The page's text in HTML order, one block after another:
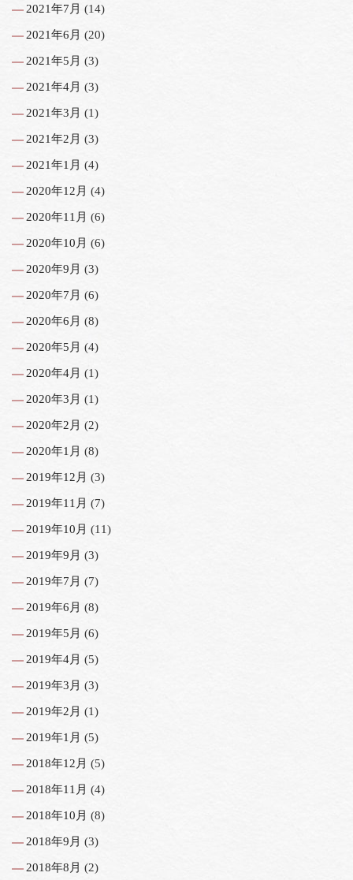
2021年7月 (14)
2021年6月 (20)
2021年5月 (3)
2021年4月 (3)
2021年3月 (1)
2021年2月 (3)
2021年1月 (4)
2020年12月 (4)
2020年11月 (6)
2020年10月 (6)
2020年9月 (3)
2020年7月 (6)
2020年6月 (8)
2020年5月 (4)
2020年4月 (1)
2020年3月 (1)
2020年2月 (2)
2020年1月 (8)
2019年12月 (3)
2019年11月 (7)
2019年10月 (11)
2019年9月 (3)
2019年7月 (7)
2019年6月 (8)
2019年5月 (6)
2019年4月 (5)
2019年3月 (3)
2019年2月 (1)
2019年1月 (5)
2018年12月 (5)
2018年11月 (4)
2018年10月 (8)
2018年9月 (3)
2018年8月 (2)